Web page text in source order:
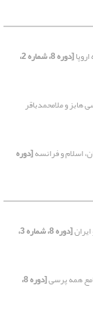
[دوره 8، شماره 2،
و ملامحمدباقر
اسلام و فرانسه[دوره
[دوره 8، شماره 3،
همه پرسی [دوره 8،